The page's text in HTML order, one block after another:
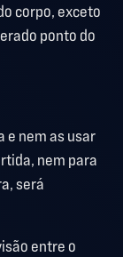
corpo, exceto
ponto do
e nem as usar
nem para
será
entre o